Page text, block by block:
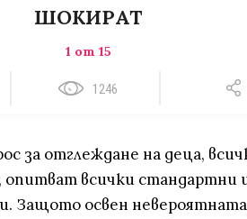
ШОКИРАТ
1 от 15
1246
за отглеждане на деца,
опитват всички стандартни
Защото освен